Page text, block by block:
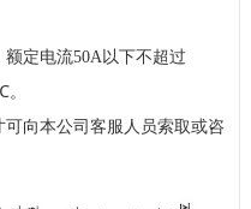
额定电流50A以下不超过
。
可向本公司客服人员索取或咨